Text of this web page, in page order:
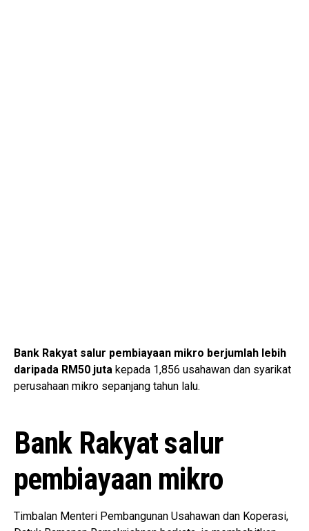
Bank Rakyat salur pembiayaan mikro berjumlah lebih
daripada RM50 juta kepada 1,856 usahawan dan syarikat
perusahaan mikro sepanjang tahun lalu.
Bank Rakyat salur
pembiayaan mikro
Timbalan Menteri Pembangunan Usahawan dan Koperasi,